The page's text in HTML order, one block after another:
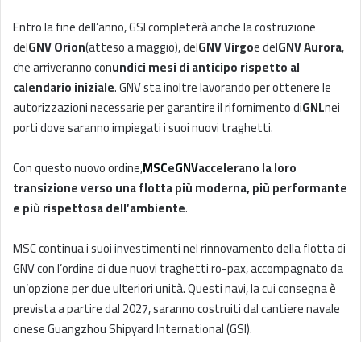
Entro la fine dell’anno, GSI completerà anche la costruzione
delGNV Orion(atteso a maggio), delGNV Virgoe delGNV Aurora,
che arriveranno conundici mesi di anticipo rispetto al
calendario iniziale. GNV sta inoltre lavorando per ottenere le
autorizzazioni necessarie per garantire il rifornimento diGNLnei
porti dove saranno impiegati i suoi nuovi traghetti.
Con questo nuovo ordine,MSCeGNVaccelerano la loro
transizione verso una flotta più moderna, più performante
e più rispettosa dell’ambiente.
MSC continua i suoi investimenti nel rinnovamento della flotta di
GNV con l’ordine di due nuovi traghetti ro-pax, accompagnato da
un’opzione per due ulteriori unità. Questi navi, la cui consegna è
prevista a partire dal 2027, saranno costruiti dal cantiere navale
cinese Guangzhou Shipyard International (GSI).